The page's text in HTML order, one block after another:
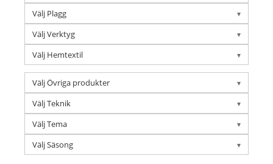
Välj Plagg
Välj Verktyg
Välj Hemtextil
Välj Övriga produkter
Välj Teknik
Välj Tema
Välj Säsong